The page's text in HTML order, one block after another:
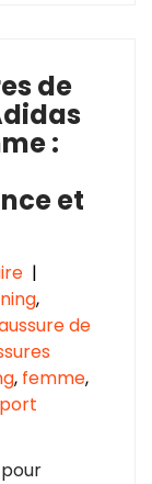
de
:
et
|
,
de
, femme,